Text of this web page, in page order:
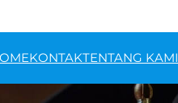
KONTAKTENTANG KAMI